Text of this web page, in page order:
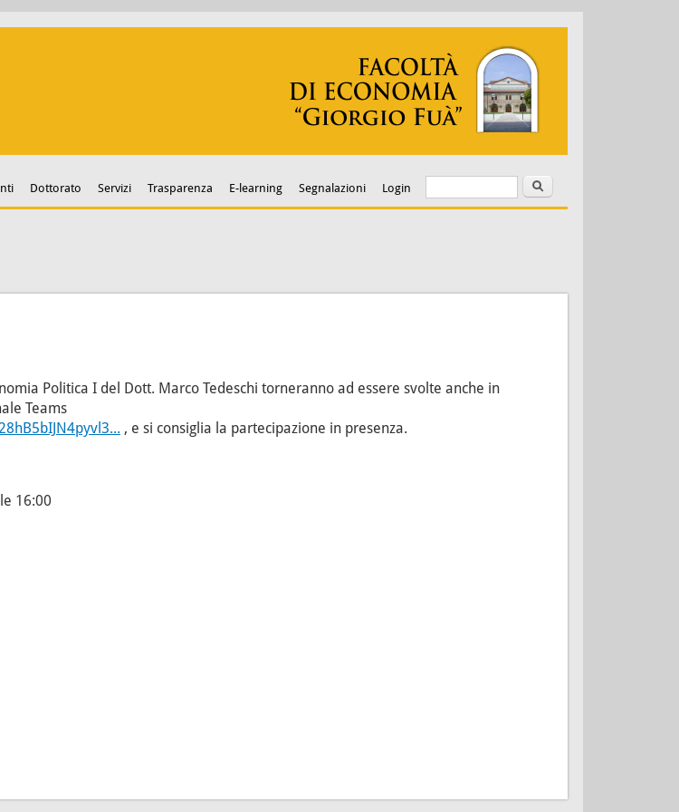
Dottorato Servizi Trasparenza E-learning Segnalazioni Login Form di ricerca
Cerca
Politica I del Dott. Marco Tedeschi torneranno ad essere svolte anche in
Teams
, e si consiglia la partecipazione in presenza.
16:00